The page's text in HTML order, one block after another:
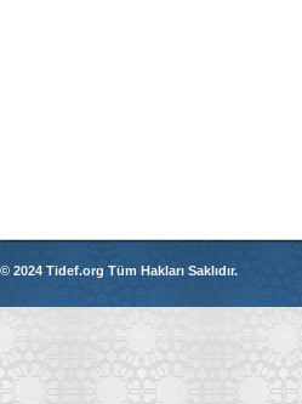
© 2024 Tidef.org Tüm Hakları Saklıdır.